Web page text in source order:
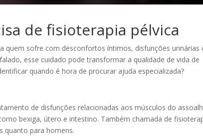
de fisioterapia pélvica
quem sofre com desconfortos íntimos, disfunções urinárias
esse cuidado pode transformar a qualidade de vida de
quando é hora de procurar ajuda especializada?
de disfunções relacionadas aos músculos do
bexiga, útero e intestino. Também chamada de
quanto para homens.